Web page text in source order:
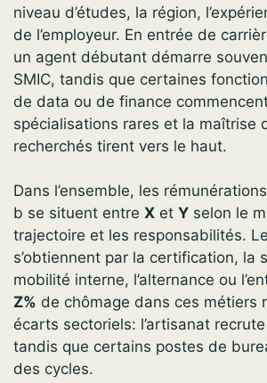
niveau d’études, la région,
de l’employeur. En entrée de
un agent débutant démarre
SMIC, tandis que certaines
de data ou de finance
spécialisations rares et la maîtrise
recherchés tirent vers le haut.
Dans l’ensemble, les
b se situent entre X et Y selon le
trajectoire et les responsabilités.
s’obtiennent par la certification, la
mobilité interne, l’alternance ou
Z% de chômage dans ces métiers
écarts sectoriels: l’artisanat
tandis que certains postes de
des cycles.